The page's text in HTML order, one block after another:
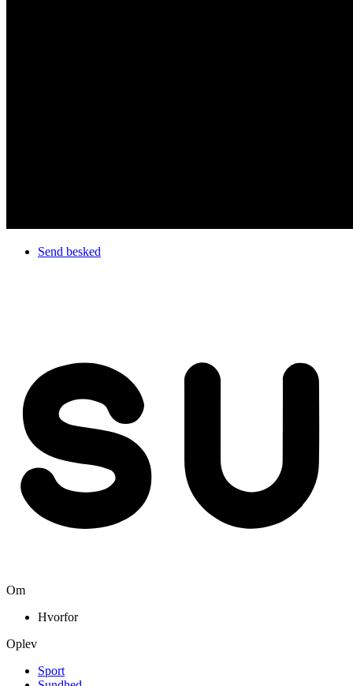
Send besked
Om
Hvorfor
Oplev
Sport